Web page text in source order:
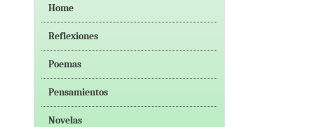
Home
Reflexiones
Poemas
Pensamientos
Novelas